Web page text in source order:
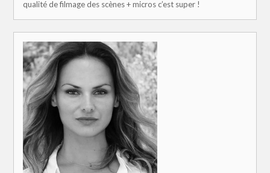
qualité de filmage des scènes + micros c’est super !